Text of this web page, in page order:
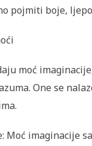
pojmiti boje,
moć
One se
Moć imaginacije